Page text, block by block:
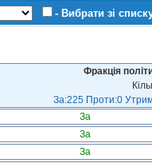
- Вибрати зі
Фракція
За:225 Проти:0
За
За
За